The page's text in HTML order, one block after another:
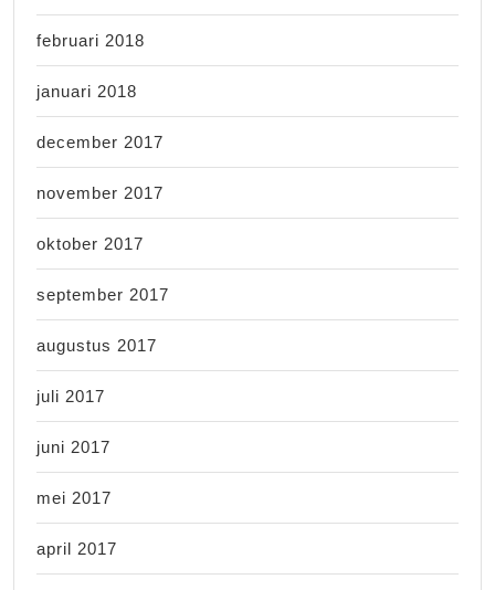
februari 2018
januari 2018
december 2017
november 2017
oktober 2017
september 2017
augustus 2017
juli 2017
juni 2017
mei 2017
april 2017